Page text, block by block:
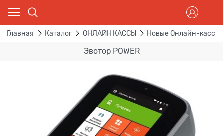
Главная Каталог ОНЛАЙН КАССЫ Новые Онлайн-кассы
Эвотор POWER